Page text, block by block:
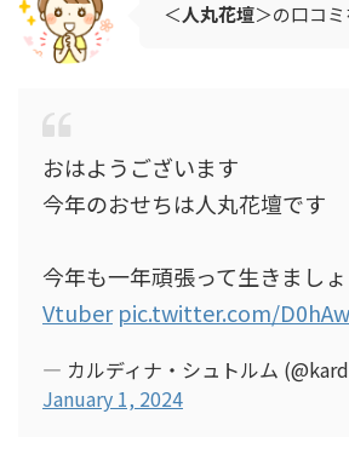
＜人丸花壇＞の口コ
おはようございます
今年のおせちは人丸花壇です
今年も一年頑張って生きましょ
Vtuber pic.twitter.com/
— カルディナ・シュトルム
January 1, 2024